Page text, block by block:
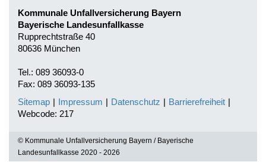
Kommunale Unfallversicherung Bayern
Bayerische Landesunfallkasse
Rupprechtstraße 40
80636 München
Tel.: 089 36093-0
Fax: 089 36093-135
Sitemap | Impressum | Datenschutz | Barrierefreiheit |
Webcode: 217
© Kommunale Unfallversicherung Bayern / Bayerische
Landesunfallkasse 2020 - 2026